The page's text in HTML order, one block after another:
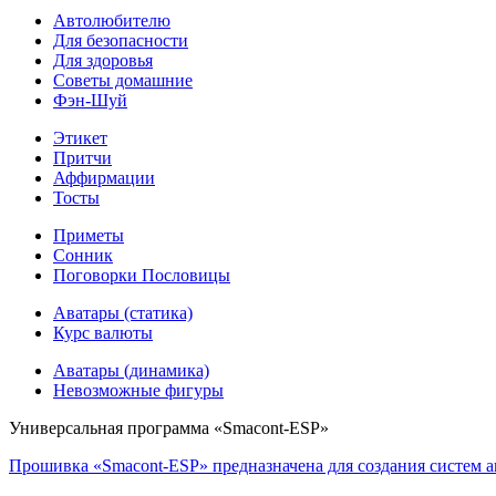
Автолюбителю
Для безопасности
Для здоровья
Советы домашние
Фэн-Шуй
Этикет
Притчи
Аффирмации
Тосты
Приметы
Сонник
Поговорки Пословицы
Аватары (статика)
Курс валюты
Аватары (динамика)
Невозможные фигуры
Универсальная программа «Smacont-ESP»
Прошивка «Smacont-ESP» предназначена для создания